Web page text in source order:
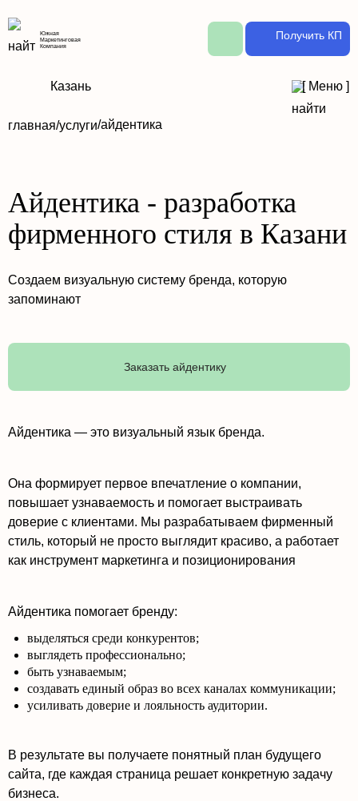
Южная
Маркетинговая
Компания
Получить КП
Казань [ Меню ]
главная/услуги/айдентика
Айдентика - разработка
фирменного стиля в Казани
Создаем визуальную систему бренда, которую
запоминают
Заказать айдентику
Айдентика — это визуальный язык бренда.
Она формирует первое впечатление о компании,
повышает узнаваемость и помогает выстраивать
доверие с клиентами. Мы разрабатываем фирменный
стиль, который не просто выглядит красиво, а работает
как инструмент маркетинга и позиционирования
Айдентика помогает бренду:
выделяться среди конкурентов;
выглядеть профессионально;
быть узнаваемым;
создавать единый образ во всех каналах коммуникации;
усиливать доверие и лояльность аудитории.
В результате вы получаете понятный план будущего
сайта, где каждая страница решает конкретную задачу
бизнеса.